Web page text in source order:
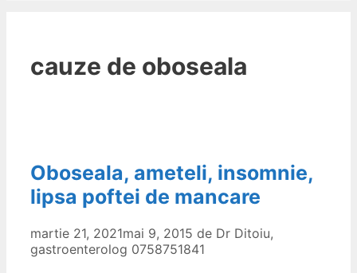
cauze de oboseala
Oboseala, ameteli, insomnie,
lipsa poftei de mancare
martie 21, 2021mai 9, 2015 de Dr Ditoiu,
gastroenterolog 0758751841